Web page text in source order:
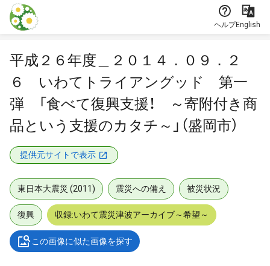
本文に飛ぶ
ヘルプEnglish
平成２６年度＿２０１４．０９．２
６ いわてトライアングッド 第一
弾 「食べて復興支援！ ～寄附付き商
品という支援のカタチ～」（盛岡市）
提供元サイトで表示
東日本大震災 (2011) 震災への備え 被災状況
復興 収録:いわて震災津波アーカイブ～希望～
この画像に似た画像を探す